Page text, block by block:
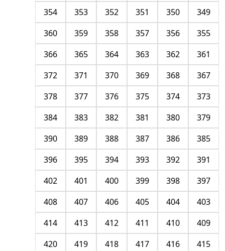
349
350
351
352
353
354
355
356
357
358
359
360
361
362
363
364
365
366
367
368
369
370
371
372
373
374
375
376
377
378
379
380
381
382
383
384
385
386
387
388
389
390
391
392
393
394
395
396
397
398
399
400
401
402
403
404
405
406
407
408
409
410
411
412
413
414
415
416
417
418
419
420